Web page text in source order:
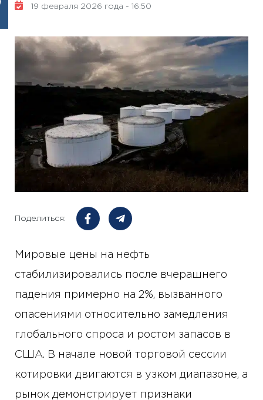
19 февраля 2026 года - 16:50
Поделиться:
Мировые цены на нефть
стабилизировались после вчерашнего
падения примерно на 2%, вызванного
опасениями относительно замедления
глобального спроса и ростом запасов в
США. В начале новой торговой сессии
котировки двигаются в узком диапазоне, а
рынок демонстрирует признаки